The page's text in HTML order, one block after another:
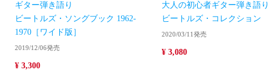
ギター弾き語り
ビートルズ・ソングブック 1962-
1970［ワイド版］
2019/12/06発売
¥ 3,300
大人の初心者ギター弾き語り
ビートルズ・コレクション
2020/03/11発売
¥ 3,080